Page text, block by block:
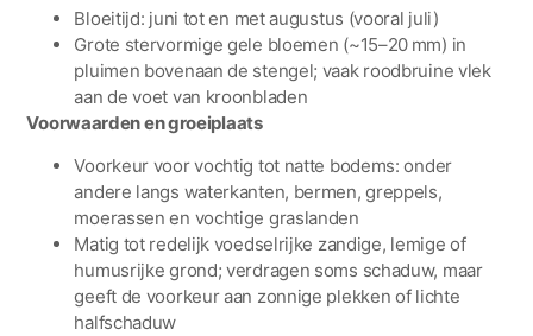
Bloeitijd: juni tot en met augustus (vooral juli)
Grote stervormige gele bloemen (~15–20 mm) in
pluimen bovenaan de stengel; vaak roodbruine vlek
aan de voet van kroonbladen
Voorwaarden en groeiplaats
Voorkeur voor vochtig tot natte bodems: onder
andere langs waterkanten, bermen, greppels,
moerassen en vochtige graslanden
Matig tot redelijk voedselrijke zandige, lemige of
humusrijke grond; verdragen soms schaduw, maar
geeft de voorkeur aan zonnige plekken of lichte
halfschaduw